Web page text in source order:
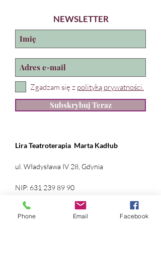
NEWSLETTER
Zgadzam się z polityką prywatności.
Subskrybuj Teraz
Lira Teatroterapia Marta Kadłub
ul. Władysława IV 28, Gdynia
NIP: 631 239 89 90
REGON: 384 169 490
Phone Email Facebook